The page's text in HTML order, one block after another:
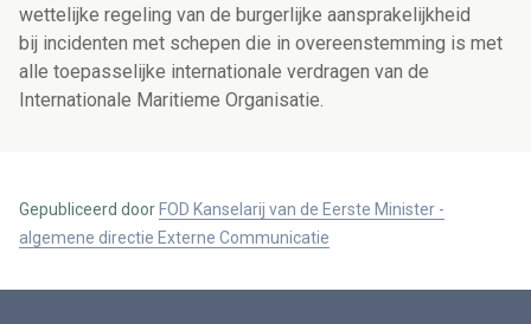
wettelijke regeling van de burgerlijke aansprakelijkheid
bij incidenten met schepen die in overeenstemming is met
alle toepasselijke internationale verdragen van de
Internationale Maritieme Organisatie.
Gepubliceerd door FOD Kanselarij van de Eerste Minister -
algemene directie Externe Communicatie